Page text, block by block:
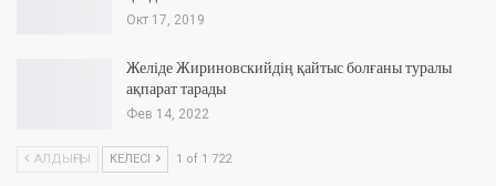
Окт 17, 2019
Желіде Жириновскийдің қайтыс болғаны туралы
ақпарат тарады
Фев 14, 2022
АЛДЫҢҒЫ КЕЛЕСІ 1 of 1 722